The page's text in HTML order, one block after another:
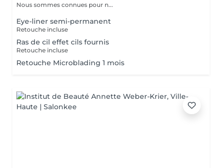
Nous sommes connues pour n...
Eye-liner semi-permanent
Retouche incluse
Ras de cil effet cils fournis
Retouche incluse
Retouche Microblading 1 mois